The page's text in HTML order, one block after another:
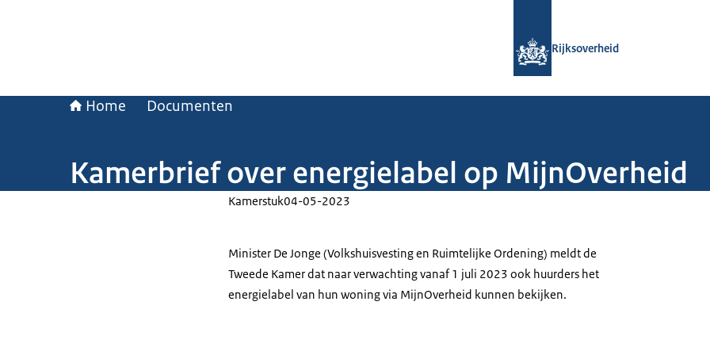
Rijksoverheid
Home Documenten
Kamerbrief over energielabel op MijnOverheid
Kamerstuk04-05-2023
Minister De Jonge (Volkshuisvesting en Ruimtelijke Ordening) meldt de
Tweede Kamer dat naar verwachting vanaf 1 juli 2023 ook huurders het
energielabel van hun woning via MijnOverheid kunnen bekijken.